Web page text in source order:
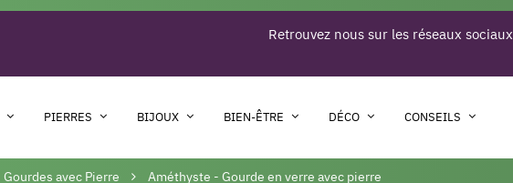
Retrouvez nous sur les réseaux sociaux
PIERRES BIJOUX BIEN-ÊTRE DÉCO CONSEILS
Gourdes avec Pierre Améthyste - Gourde en verre avec pierre